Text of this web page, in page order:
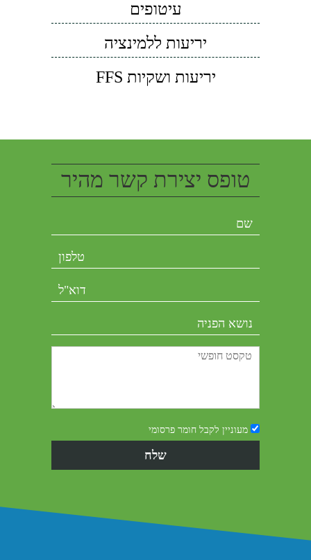
עיטופים
יריעות ללמינציה
יריעות ושקיות FFS
טופס יצירת קשר מהיר
מעוניין לקבל חומר פרסומי